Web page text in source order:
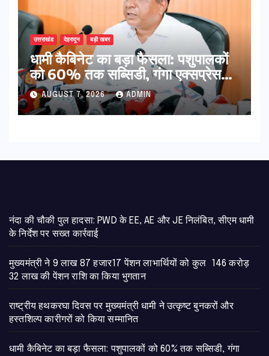
उत्तराखंड देहरादून बड़ी खबर
​धामी कैबिनेट का बड़ा फैसला: पशुपालकों
को 60% तक सब्सिडी, गंगा एक्सप्रेसवे
का हरिद्वार तक होगा विस्तार
AUGUST 7, 2026 ADMIN
नंदा की चौकी पुल हादसा: PWD के EE, AE और JE निलंबित, सीएम धामी
के निर्देश पर सख्त कार्रवाई
मुख्यमंत्री ने 9 लाख 87 हजार17 पेंशन लाभार्थियों को कुल 146 करोड़
32 लाख की पेंशन राशि का किया भुगतान
राष्ट्रीय हथकरघा दिवस पर मुख्यमंत्री धामी ने उत्कृष्ट बुनकरों और
हस्तशिल्प कारीगरों को किया सम्मानित
​धामी कैबिनेट का बड़ा फैसला: पशुपालकों को 60% तक सब्सिडी, गंगा